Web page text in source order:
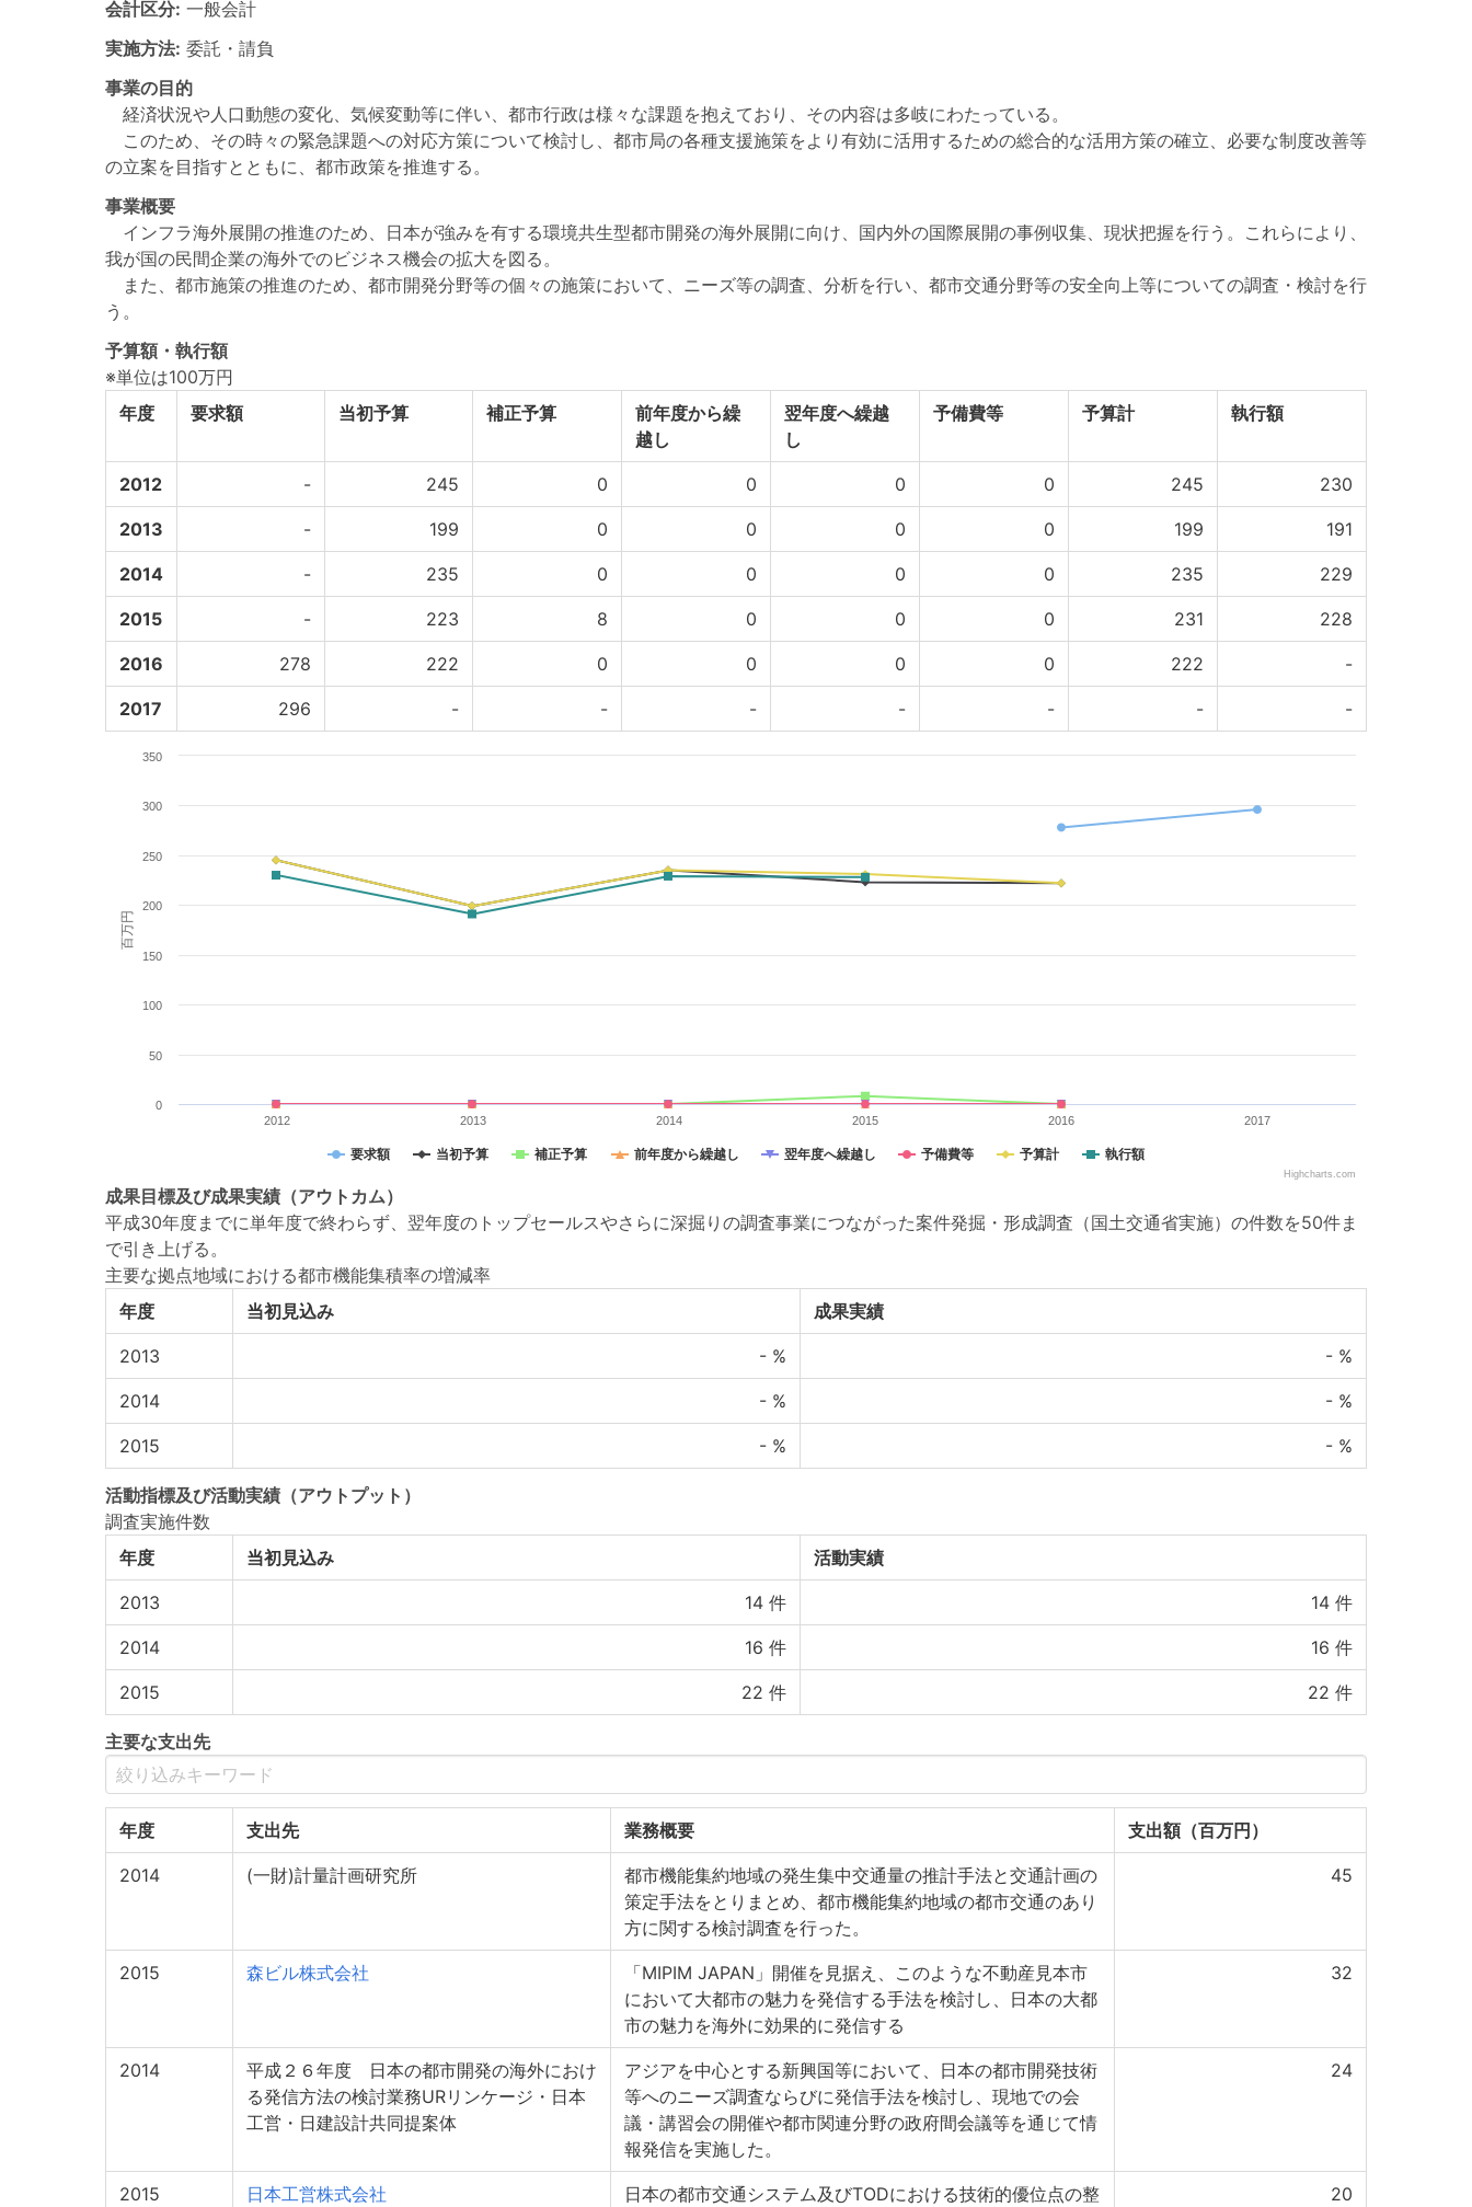
会計区分: 一般会計
実施方法: 委託・請負
事業の目的
経済状況や人口動態の変化、気候変動等に伴い、都市行政は様々な課題を抱えており、その内容は多岐にわたっている。
このため、その時々の緊急課題への対応方策について検討し、都市局の各種支援施策をより有効に活用するための総合的な活用方策の確立、必要な制度改善等
の立案を目指すとともに、都市政策を推進する。
事業概要
インフラ海外展開の推進のため、日本が強みを有する環境共生型都市開発の海外展開に向け、国内外の国際展開の事例収集、現状把握を行う。これらにより、
我が国の民間企業の海外でのビジネス機会の拡大を図る。
また、都市施策の推進のため、都市開発分野等の個々の施策において、ニーズ等の調査、分析を行い、都市交通分野等の安全向上等についての調査・検討を行
う。
予算額・執行額
※単位は100万円
年度
要求額 当初予算 補正予算
前年度から繰
越し
翌年度へ繰越
し
予備費等 予算計 執行額
2012 - 245 0 0 0 0 245 230
2013 - 199 0 0 0 0 199 191
2014 - 235 0 0 0 0 235 229
2015 - 223 8 0 0 0 231 228
2016 278 222 0 0 0 0 222 -
2017 296 - - - - - - -
百万円
要求額 当初予算 補正予算 前年度から繰越し 翌年度へ繰越し 予備費等 予算計 執行額
2012 2013 2014 2015 2016 2017
0
50
100
150
200
250
300
350
Highcharts.com
成果目標及び成果実績 （アウトカム）
平成30年度までに単年度で終わらず、翌年度のトップセールスやさらに深掘りの調査事業につながった案件発掘・形成調査（国土交通省実施）の件数を50件ま
で引き上げる。
主要な拠点地域における都市機能集積率の増減率
年度
当初見込み 成果実績
2013 - % - %
2014 - % - %
2015 - % - %
活動指標及び活動実績 （アウトプット）
調査実施件数
年度
当初見込み 活動実績
2013 14 件 14 件
2014 16 件 16 件
2015 22 件 22 件
主要な支出先
年度 支出先 業務概要 支出額（百万円）
2014 (一財)計量計画研究所
都市機能集約地域の発生集中交通量の推計手法と交通計画の
策定手法をとりまとめ、都市機能集約地域の都市交通のあり
方に関する検討調査を行った。
45
2015 森ビル株式会社
「MIPIM JAPAN」開催を見据え、このような不動産見本市
において大都市の魅力を発信する手法を検討し、日本の大都
市の魅力を海外に効果的に発信する
32
2014
平成２６年度 日本の都市開発の海外におけ
る発信方法の検討業務URリンケージ・日本
工営・日建設計共同提案体
アジアを中心とする新興国等において、日本の都市開発技術
等へのニーズ調査ならびに発信手法を検討し、現地での会
議・講習会の開催や都市関連分野の政府間会議等を通じて情
報発信を実施した。
24
2015 日本工営株式会社
日本の都市交通システム及びTODにおける技術的優位点の整
20